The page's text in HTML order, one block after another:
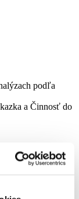
podľa
a Činnosť do
a